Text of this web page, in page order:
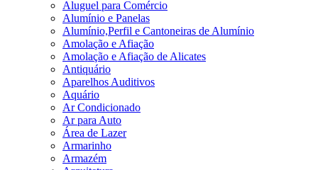
Aluguel para Comércio
Alumínio e Panelas
Alumínio,Perfil e Cantoneiras de Alumínio
Amolação e Afiação
Amolação e Afiação de Alicates
Antiquário
Aparelhos Auditivos
Aquário
Ar Condicionado
Ar para Auto
Área de Lazer
Armarinho
Armazém